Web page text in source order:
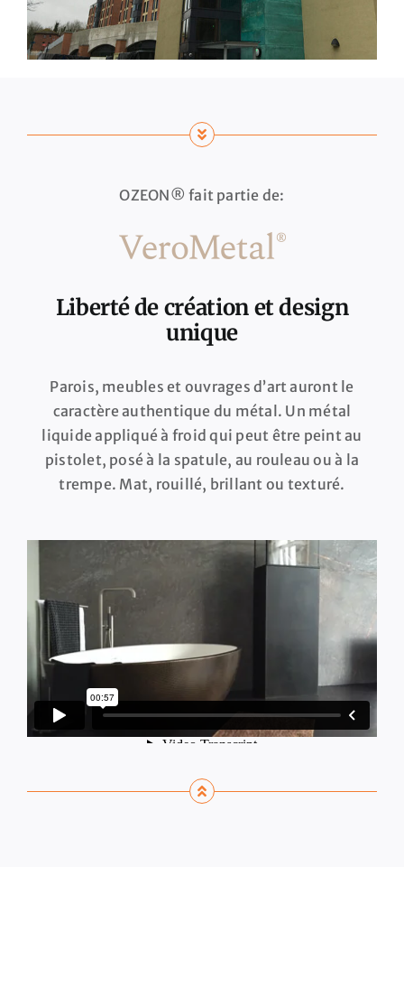
OZEON® fait partie de:
Liberté de création et design
unique
Parois, meubles et ouvrages d’art auront le
caractère authentique du métal. Un métal
liquide appliqué à froid qui peut être peint au
pistolet, posé à la spatule, au rouleau ou à la
trempe. Mat, rouillé, brillant ou texturé.